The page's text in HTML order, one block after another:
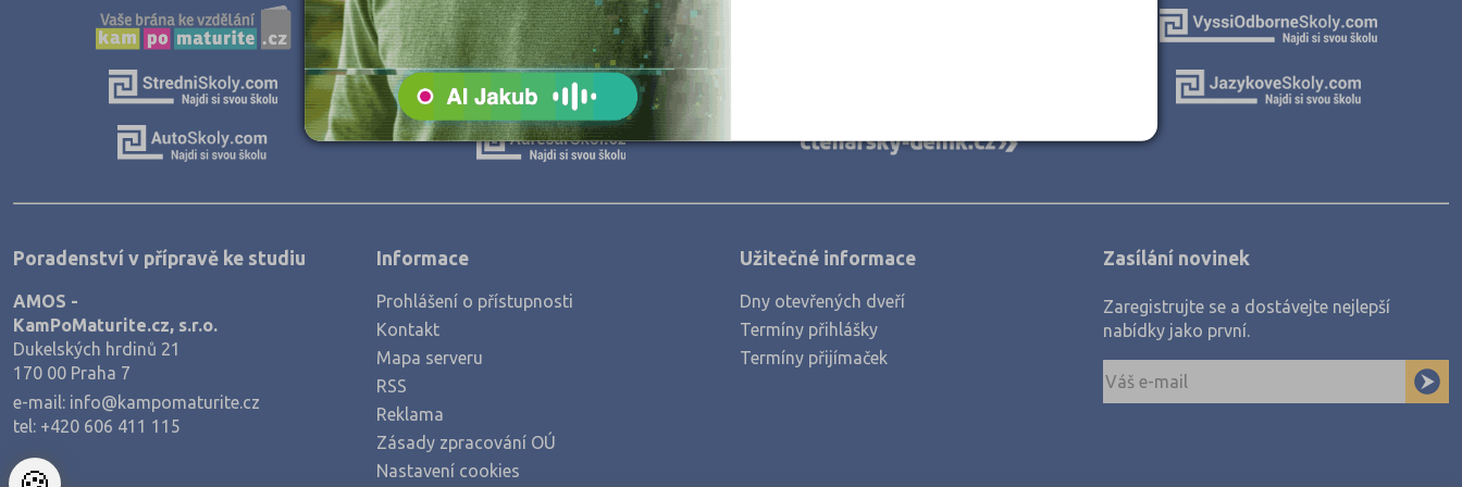
Praha hlavní město (6)
Rychnov nad Kněžnou (1)
Strakonice (2)
Šumperk (2)
Vsetín (1)
Teologické
Textilní a obuvnické
Zemědělské a ekologické
Poradenství v přípravě ke studiu
AMOS -
KamPoMaturite.cz, s.r.o.
Dukelských hrdinů 21
170 00 Praha 7
e-mail: info@kampomaturite.cz
tel: +420 606 411 115
Informace
Prohlášení o přístupnosti
Kontakt
Mapa serveru
RSS
Reklama
Zásady zpracování OÚ
Nastavení cookies
Užitečné informace
Dny otevřených dveří
Termíny přihlášky
Termíny přijímaček
Zasílání novinek
Zaregistrujte se a dostávejte nejlepší
nabídky jako první.